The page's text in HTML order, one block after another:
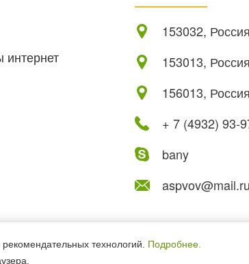
технологий. Подробнее.
интернет
153032,
153013,
156013,
+ 7 (4932) 93-
bany
aspvov@mail.ru